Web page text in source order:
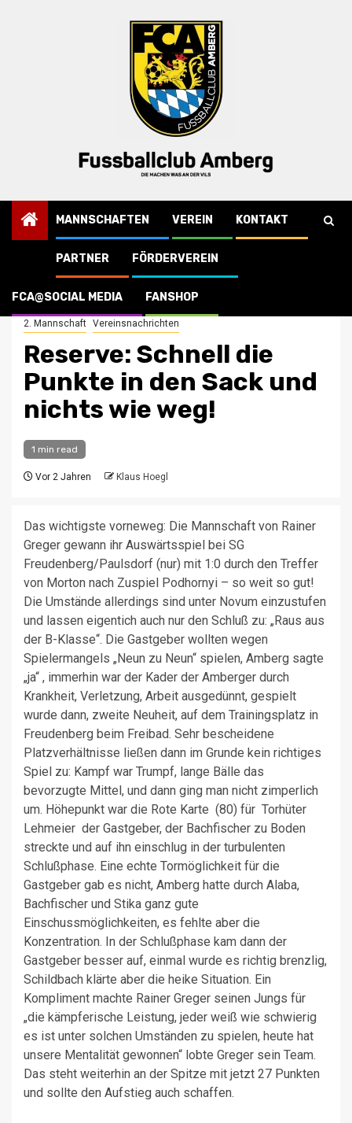
MANNSCHAFTEN VEREIN KONTAKT
PARTNER FÖRDERVEREIN
FCA@SOCIAL MEDIA FANSHOP
Vereinsnachrichten
Reserve: Schnell die Punkte in den Sack und nichts wie weg!
2. Mannschaft Vereinsnachrichten
Reserve: Schnell die
Punkte in den Sack und
nichts wie weg!
1 min read
Vor 2 Jahren Klaus Hoegl
Das wichtigste vorneweg: Die Mannschaft von Rainer
Greger gewann ihr Auswärtsspiel bei SG
Freudenberg/Paulsdorf (nur) mit 1:0 durch den Treffer
von Morton nach Zuspiel Podhornyi – so weit so gut!
Die Umstände allerdings sind unter Novum einzustufen
und lassen eigentich auch nur den Schluß zu: „Raus aus
der B-Klasse“. Die Gastgeber wollten wegen
Spielermangels „Neun zu Neun“ spielen, Amberg sagte
„ja“ , immerhin war der Kader der Amberger durch
Krankheit, Verletzung, Arbeit ausgedünnt, gespielt
wurde dann, zweite Neuheit, auf dem Trainingsplatz in
Freudenberg beim Freibad. Sehr bescheidene
Platzverhältnisse ließen dann im Grunde kein richtiges
Spiel zu: Kampf war Trumpf, lange Bälle das
bevorzugte Mittel, und dann ging man nicht zimperlich
um. Höhepunkt war die Rote Karte (80) für Torhüter
Lehmeier der Gastgeber, der Bachfischer zu Boden
streckte und auf ihn einschlug in der turbulenten
Schlußphase. Eine echte Tormöglichkeit für die
Gastgeber gab es nicht, Amberg hatte durch Alaba,
Bachfischer und Stika ganz gute
Einschussmöglichkeiten, es fehlte aber die
Konzentration. In der Schlußphase kam dann der
Gastgeber besser auf, einmal wurde es richtig brenzlig,
Schildbach klärte aber die heike Situation. Ein
Kompliment machte Rainer Greger seinen Jungs für
„die kämpferische Leistung, jeder weiß wie schwierig
es ist unter solchen Umständen zu spielen, heute hat
unsere Mentalität gewonnen“ lobte Greger sein Team.
Das steht weiterhin an der Spitze mit jetzt 27 Punkten
und sollte den Aufstieg auch schaffen.